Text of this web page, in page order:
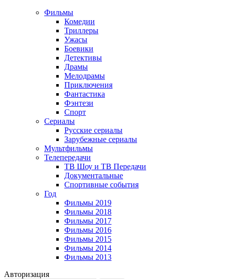
Фильмы
Комедии
Триллеры
Ужасы
Боевики
Детективы
Драмы
Мелодрамы
Приключения
Фантастика
Фэнтези
Спорт
Сериалы
Русские сериалы
Зарубежные сериалы
Мультфильмы
Телепередачи
ТВ Шоу и ТВ Передачи
Документальные
Спортивные события
Год
Фильмы 2019
Фильмы 2018
Фильмы 2017
Фильмы 2016
Фильмы 2015
Фильмы 2014
Фильмы 2013
Авторизация